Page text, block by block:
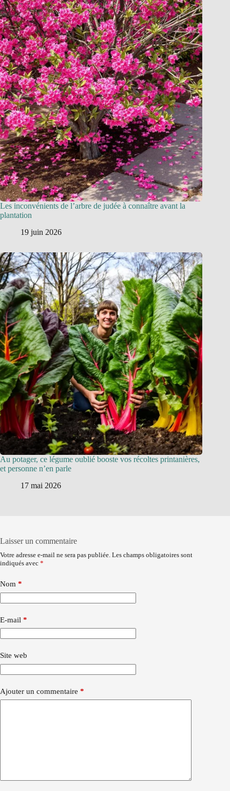
Les inconvénients de l’arbre de judée à connaître avant la
plantation
19 juin 2026
Au potager, ce légume oublié booste vos récoltes printanières,
et personne n’en parle
17 mai 2026
Laisser un commentaire
Votre adresse e-mail ne sera pas publiée. Les champs obligatoires sont
indiqués avec *
Nom *
E-mail *
Site web
Ajouter un commentaire *